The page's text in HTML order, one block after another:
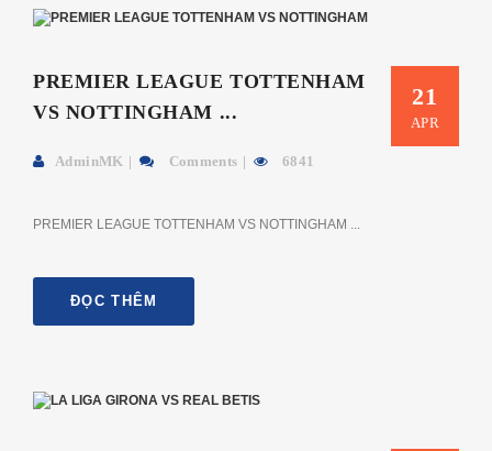
21
APR
PREMIER LEAGUE TOTTENHAM
VS NOTTINGHAM ...
AdminMK Comments 6841
PREMIER LEAGUE TOTTENHAM VS NOTTINGHAM ...
ĐỌC THÊM